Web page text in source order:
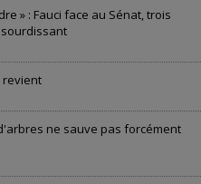
» : Fauci face au Sénat, trois
revient
ne sauve pas forcément